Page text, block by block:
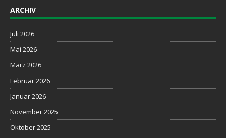
ARCHIV
Juli 2026
Mai 2026
März 2026
Februar 2026
Januar 2026
November 2025
Oktober 2025